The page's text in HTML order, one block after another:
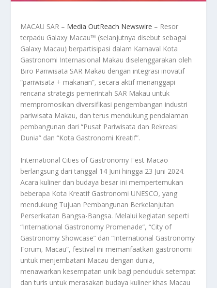
MACAU SAR – Media OutReach Newswire – Resor
terpadu Galaxy Macau™ (selanjutnya disebut sebagai
Galaxy Macau) berpartisipasi dalam Karnaval Kota
Gastronomi Internasional Makau diselenggarakan oleh
Biro Pariwisata SAR Makau dengan integrasi inovatif
“pariwisata + makanan”, secara aktif menanggapi
rencana strategis pemerintah SAR Makau untuk
mempromosikan diversifikasi pengembangan industri
pariwisata Makau, dan terus mendukung pendalaman
pembangunan dari “Pusat Pariwisata dan Rekreasi
Dunia” dan “Kota Gastronomi Kreatif”.
International Cities of Gastronomy Fest Macao
berlangsung dari tanggal 14 Juni hingga 23 Juni 2024.
Acara kuliner dan budaya besar ini mempertemukan
beberapa Kota Kreatif Gastronomi UNESCO, yang
mendukung Tujuan Pembangunan Berkelanjutan
Perserikatan Bangsa-Bangsa. Melalui kegiatan seperti
“International Gastronomy Promenade”, “City of
Gastronomy Showcase” dan “International Gastronomy
Forum, Macau”, festival ini memanfaatkan gastronomi
untuk menjembatani Macau dengan dunia,
menawarkan kesempatan unik bagi penduduk setempat
dan turis untuk merasakan budaya kuliner khas Macau